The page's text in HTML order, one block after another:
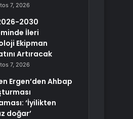
7, 2026
2030
İleri
Ekipman
Artıracak
7, 2026
Ergen’den Ahbap
‘İyilikten
doğar’